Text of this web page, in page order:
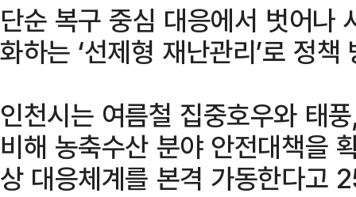
단순 복구 중심 대응에서 벗어나
화하는 ‘선제형 재난관리’로 정
인천시는 여름철 집중호우와 태
비해 농축수산 분야 안전대책을
상 대응체계를 본격 가동한다고